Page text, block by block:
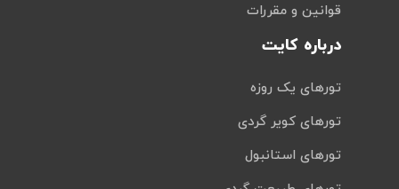
قوانین و مقررات
درباره کایت
تورهای یک روزه
تورهای کویر گردی
تورهای استانبول